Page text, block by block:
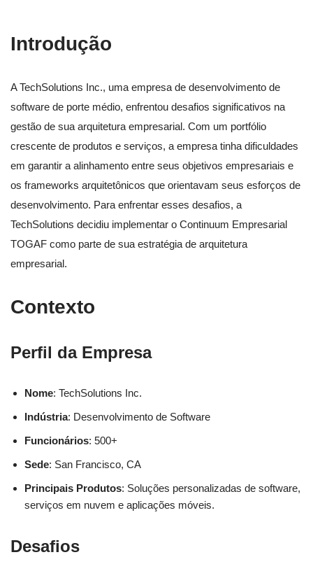
Introdução
A TechSolutions Inc., uma empresa de desenvolvimento de
software de porte médio, enfrentou desafios significativos na
gestão de sua arquitetura empresarial. Com um portfólio
crescente de produtos e serviços, a empresa tinha dificuldades
em garantir a alinhamento entre seus objetivos empresariais e
os frameworks arquitetônicos que orientavam seus esforços de
desenvolvimento. Para enfrentar esses desafios, a
TechSolutions decidiu implementar o Continuum Empresarial
TOGAF como parte de sua estratégia de arquitetura
empresarial.
Contexto
Perfil da Empresa
Nome: TechSolutions Inc.
Indústria: Desenvolvimento de Software
Funcionários: 500+
Sede: San Francisco, CA
Principais Produtos: Soluções personalizadas de software,
serviços em nuvem e aplicações móveis.
Desafios